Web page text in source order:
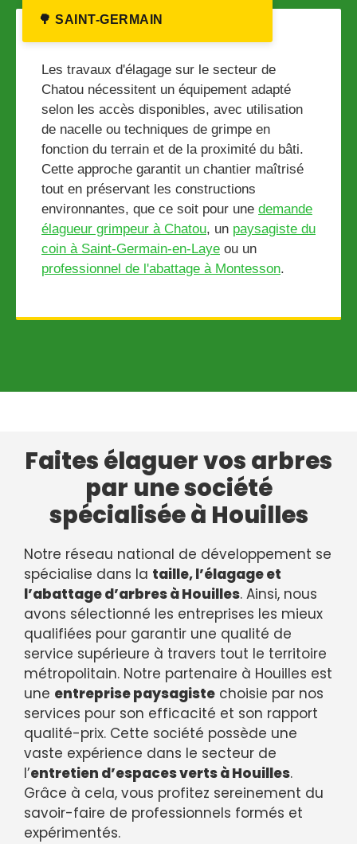
🌳 SAINT-GERMAIN
Les travaux d'élagage sur le secteur de
Chatou nécessitent un équipement adapté
selon les accès disponibles, avec utilisation
de nacelle ou techniques de grimpe en
fonction du terrain et de la proximité du bâti.
Cette approche garantit un chantier maîtrisé
tout en préservant les constructions
environnantes, que ce soit pour une demande
élagueur grimpeur à Chatou, un paysagiste du
coin à Saint-Germain-en-Laye ou un
professionnel de l'abattage à Montesson.
Faites élaguer vos arbres
par une société
spécialisée à Houilles
Notre réseau national de développement se
spécialise dans la taille, l’élagage et
l’abattage d’arbres à Houilles. Ainsi, nous
avons sélectionné les entreprises les mieux
qualifiées pour garantir une qualité de
service supérieure à travers tout le territoire
métropolitain. Notre partenaire à Houilles est
une entreprise paysagiste choisie par nos
services pour son efficacité et son rapport
qualité-prix. Cette société possède une
vaste expérience dans le secteur de
l’entretien d’espaces verts à Houilles.
Grâce à cela, vous profitez sereinement du
savoir-faire de professionnels formés et
expérimentés.